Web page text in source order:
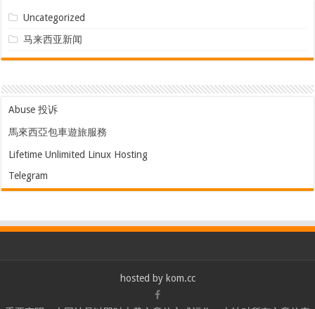
Uncategorized
马来西亚新闻
Abuse 投诉
馬來西亞包車遊旅服務
Lifetime Unlimited Linux Hosting
Telegram
hosted by kom.cc